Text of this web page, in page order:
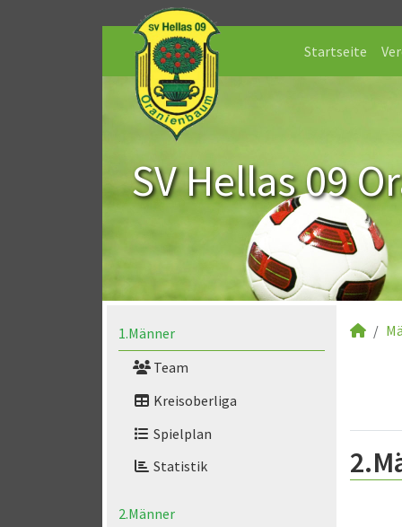
Startseite
SV Hellas 09
1.Männer
Team
Kreisoberliga
Spielplan
Statistik
2.Männer